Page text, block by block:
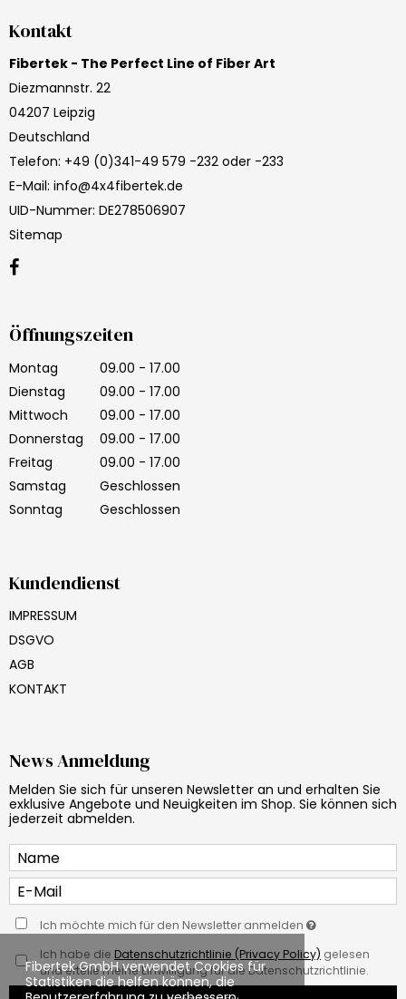
Fibertek GmbH verwendet Cookies für
Statistiken die helfen können, die
Kontakt
Fibertek - The Perfect Line of Fiber Art
Diezmannstr. 22
04207 Leipzig
Deutschland
Telefon: +49 (0)341-49 579 -232 oder -233
E-Mail: info@4x4fibertek.de
UID-Nummer: DE278506907
Sitemap
Öffnungszeiten
Montag
09.00 - 17.00
Dienstag
09.00 - 17.00
Mittwoch
09.00 - 17.00
Donnerstag
09.00 - 17.00
Freitag
09.00 - 17.00
Samstag
Geschlossen
Sonntag
Geschlossen
Kundendienst
IMPRESSUM
DSGVO
AGB
KONTAKT
News Anmeldung
Melden Sie sich für unseren Newsletter an und erhalten Sie
exklusive Angebote und Neuigkeiten im Shop. Sie können sich
jederzeit abmelden.
Ich möchte mich für den Newsletter anmelden
Ich habe die Datenschutzrichtlinie (Privacy Policy) gelesen
und erteile meine Einwilligung für die Datenschutzrichtlinie.